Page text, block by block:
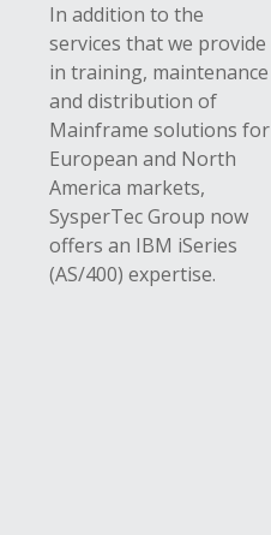
In addition to the
services that we provide
in training, maintenance
and distribution of
Mainframe solutions for
European and North
America markets,
SysperTec Group now
offers an IBM iSeries
(AS/400) expertise.